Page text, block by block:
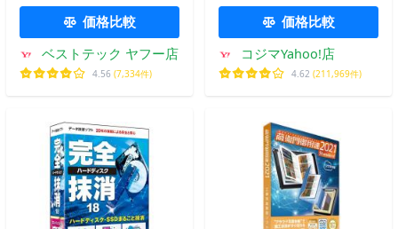
価格比較
ベストテック ヤフー店
4.56 (7,334件)
価格比較
コジマYahoo!店
4.62 (211,969件)